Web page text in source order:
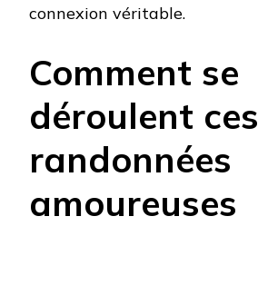
connexion véritable.
Comment se
déroulent ces
randonnées
amoureuses